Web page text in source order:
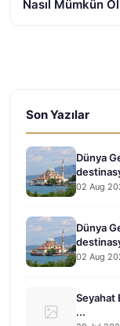
Nasıl Mümkün
Son Yazılar
Dünya
02 Aug
Dünya
02 Aug
Seyahat
...